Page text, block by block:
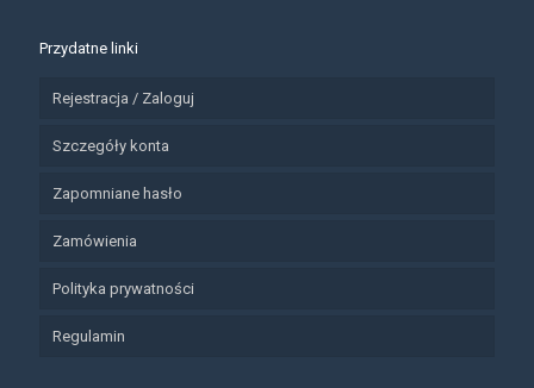
Przydatne linki
Rejestracja / Zaloguj
Szczegóły konta
Zapomniane hasło
Zamówienia
Polityka prywatności
Regulamin